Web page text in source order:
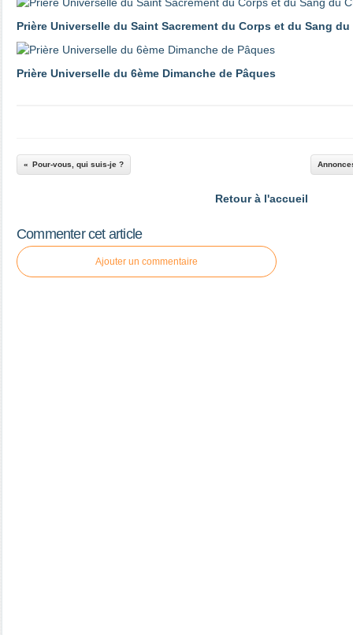
Prière Universelle du Saint Sacrement du Corps et du Sang
Prière Universelle du 6ème Dimanche de Pâques
Pour-vous, qui suis-je ?
Retour à l'accueil
Commenter cet article
Ajouter un commentaire